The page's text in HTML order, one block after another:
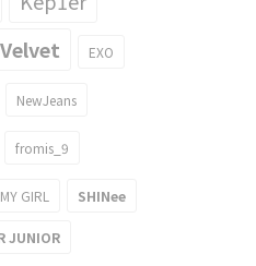
EXO
NewJeans
fromis_9
GIRL SHINee
JUNIOR